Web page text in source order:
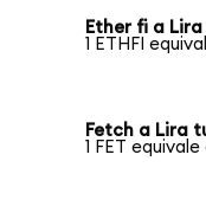
Ether fi a
1 ETHFI
Fetch a Lira
1 FET